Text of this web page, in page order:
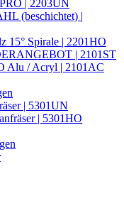
| 2203UN
(beschichtet) |
15° Spirale | 2201HO
| 2101ST
Alu / Acryl | 2101AC
| 5301UN
| 5301HO